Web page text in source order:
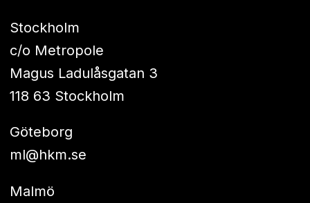
Stockholm
c/o Metropole
Magus Ladulåsgatan 3
118 63 Stockholm
Göteborg
ml@hkm.se
Malmö